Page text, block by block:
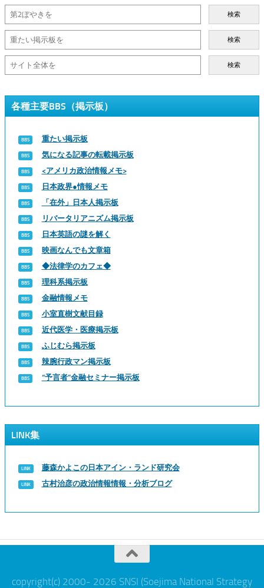
検索
検索
検索
各種主要BBS（掲示板）
重たい掲示板
気になる記事の転載掲示板
<アメリカ政治情報メモ>
日本政界●情報メモ
「在外」日本人掲示板
リバータリアニズム掲示板
日本英語の謎を解く
映画なんでも文章箱
◆法律学のカフェ◆
理科系掲示板
金融情報メモ
小室直樹文献目録
近代医学・医療掲示板
ふじむら掲示板
辣腕行政マン掲示板
“予言者”金融セミナー掲示板
LINK集
藤森かよこの日本アイン・ランド研究会
古村治彦の政治情報情報・分析ブログ
copyright(c) 2000- 2026 SNSI (Soejima National Strategy